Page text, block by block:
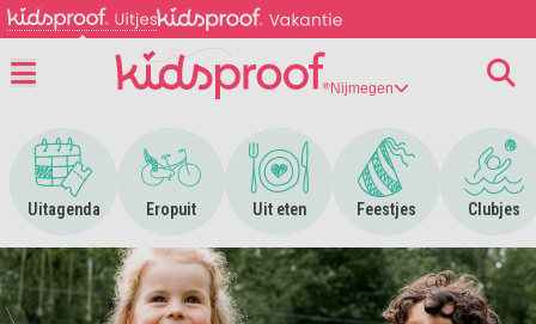
Nijmegen
Uitagenda
Ga naar Uitagenda
Eropuit
Ga naar Eropuit
Uit eten
Ga naar Uit eten
Feestjes
Ga naar Feestjes
Clubjes
Ga